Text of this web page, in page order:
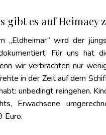
gibt es auf Heimaey
„Eldheimar“ wird der
Für uns hat
wir verbrachten nur
in der Zeit auf dem
unbedingt reingehen.
Erwachsene
Euro.